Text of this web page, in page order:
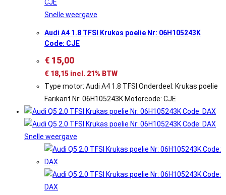
Snelle weergave
Audi A4 1.8 TFSI Krukas poelie Nr: 06H105243K
Code: CJE
€ 15,00
€ 18,15 incl. 21% BTW
Type motor: Audi A4 1.8 TFSI Onderdeel: Krukas poelie
Farikant Nr: 06H105243K Motorcode: CJE
Snelle weergave